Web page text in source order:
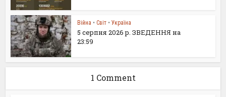
Війна • Світ • Україна
5 серпня 2026 р. ЗВЕДЕННЯ на
23:59
1 Comment